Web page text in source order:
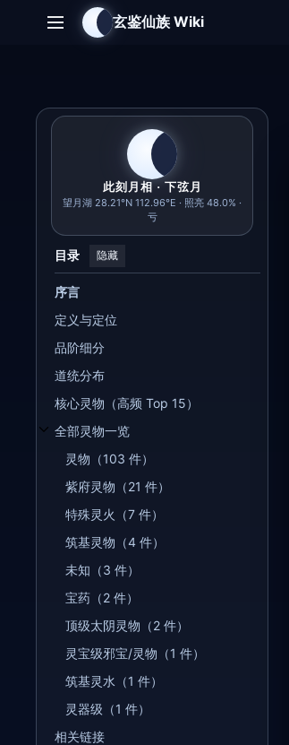
主菜单 玄鉴仙族 Wiki
此刻月相 · 下弦月
望月湖 28.21°N 112.96°E · 照亮 48.0% ·
亏
目录 隐藏
序言
定义与定位
品阶细分
道统分布
核心灵物（高频 Top 15）
全部灵物一览
开关全部灵物一览子章节
灵物（103 件）
紫府灵物（21 件）
特殊灵火（7 件）
筑基灵物（4 件）
未知（3 件）
宝药（2 件）
顶级太阴灵物（2 件）
灵宝级邪宝/灵物（1 件）
筑基灵水（1 件）
灵器级（1 件）
相关链接